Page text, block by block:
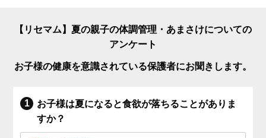
【リセマム】夏の親子の体調管理・あまさけについての
アンケート
お子様の健康を意識されている保護者にお聞きします。
お子様は夏になると食欲が落ちることがありま
すか？